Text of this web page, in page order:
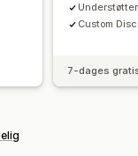
Custom
7-dages